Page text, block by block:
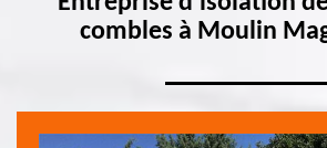
combles à Moulin